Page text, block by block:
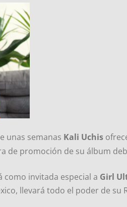
unas semanas Kali Uchis
de promoción de su álbum
como invitada especial a Girl
llevará todo el poder de su